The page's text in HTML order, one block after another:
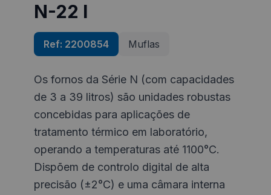
N-22 l
Ref: 2200854 Muflas
Os fornos da Série N (com capacidades
de 3 a 39 litros) são unidades robustas
concebidas para aplicações de
tratamento térmico em laboratório,
operando a temperaturas até 1100°C.
Dispõem de controlo digital de alta
precisão (±2°C) e uma câmara interna